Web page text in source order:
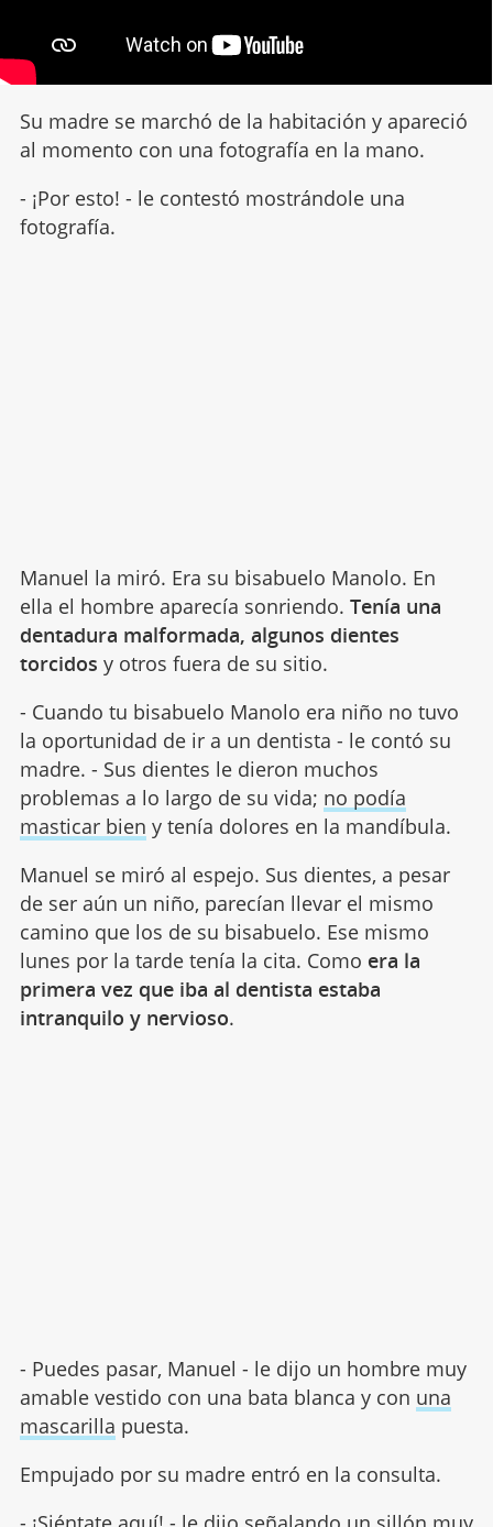
Su madre se marchó de la habitación y apareció
al momento con una fotografía en la mano.
- ¡Por esto! - le contestó mostrándole una
fotografía.
Manuel la miró. Era su bisabuelo Manolo. En
ella el hombre aparecía sonriendo. Tenía una
dentadura malformada, algunos dientes
torcidos y otros fuera de su sitio.
- Cuando tu bisabuelo Manolo era niño no tuvo
la oportunidad de ir a un dentista - le contó su
madre. - Sus dientes le dieron muchos
problemas a lo largo de su vida; no podía
masticar bien y tenía dolores en la mandíbula.
Manuel se miró al espejo. Sus dientes, a pesar
de ser aún un niño, parecían llevar el mismo
camino que los de su bisabuelo. Ese mismo
lunes por la tarde tenía la cita. Como era la
primera vez que iba al dentista estaba
intranquilo y nervioso.
- Puedes pasar, Manuel - le dijo un hombre muy
amable vestido con una bata blanca y con una
mascarilla puesta.
Empujado por su madre entró en la consulta.